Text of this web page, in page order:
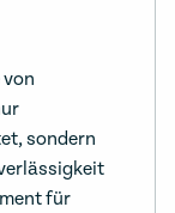
sondern
für